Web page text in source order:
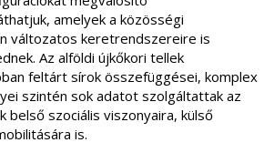
amelyek a közösségi
változatos keretrendszereire is
Az alföldi újkőkori tellek
feltárt sírok összefüggései, komplex
szintén sok adatot szolgáltattak az
belső szociális viszonyaira, külső
is.